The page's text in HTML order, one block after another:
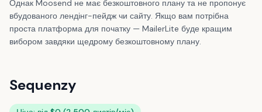
Однак Moosend не має безкоштовного плану та не пропонує
вбудованого лендінг-пейдж чи сайту. Якщо вам потрібна
проста платформа для початку — MailerLite буде кращим
вибором завдяки щедрому безкоштовному плану.
Sequenzy